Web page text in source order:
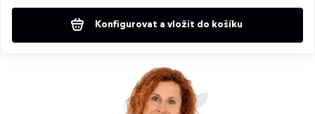
Konfigurovat a vložit do košíku